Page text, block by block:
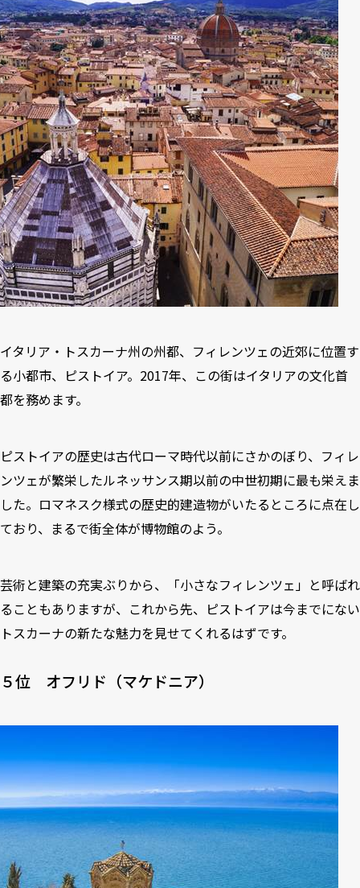
イタリア・トスカーナ州の州都、フィレンツェの近郊に位置す
る小都市、ピストイア。2017年、この街はイタリアの文化首
都を務めます。
ピストイアの歴史は古代ローマ時代以前にさかのぼり、フィレ
ンツェが繁栄したルネッサンス期以前の中世初期に最も栄えま
した。ロマネスク様式の歴史的建造物がいたるところに点在し
ており、まるで街全体が博物館のよう。
芸術と建築の充実ぶりから、「小さなフィレンツェ」と呼ばれ
ることもありますが、これから先、ピストイアは今までにない
トスカーナの新たな魅力を見せてくれるはずです。
５位 オフリド（マケドニア）